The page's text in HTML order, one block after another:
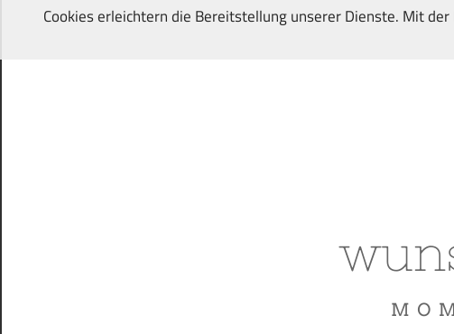
Zum
Cookies erleichtern die Bereitstellung unserer Dienste. Mit